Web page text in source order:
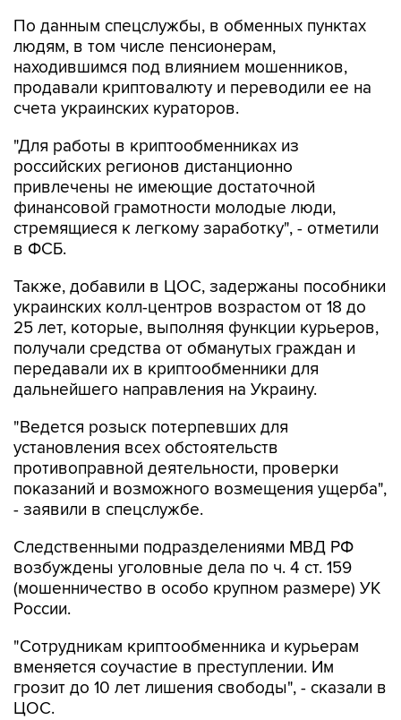
По данным спецслужбы, в обменных пунктах
людям, в том числе пенсионерам,
находившимся под влиянием мошенников,
продавали криптовалюту и переводили ее на
счета украинских кураторов.
"Для работы в криптообменниках из
российских регионов дистанционно
привлечены не имеющие достаточной
финансовой грамотности молодые люди,
стремящиеся к легкому заработку", - отметили
в ФСБ.
Также, добавили в ЦОС, задержаны пособники
украинских колл-центров возрастом от 18 до
25 лет, которые, выполняя функции курьеров,
получали средства от обманутых граждан и
передавали их в криптообменники для
дальнейшего направления на Украину.
"Ведется розыск потерпевших для
установления всех обстоятельств
противоправной деятельности, проверки
показаний и возможного возмещения ущерба",
- заявили в спецслужбе.
Следственными подразделениями МВД РФ
возбуждены уголовные дела по ч. 4 ст. 159
(мошенничество в особо крупном размере) УК
России.
"Сотрудникам криптообменника и курьерам
вменяется соучастие в преступлении. Им
грозит до 10 лет лишения свободы", - сказали в
ЦОС.